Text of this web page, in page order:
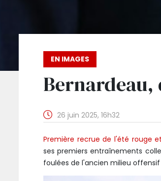
EN IMAGES
26 juin 2025, 16h32
Première recrue de l'été rouge
ses premiers entraînements
foulées de l'ancien milieu offensif